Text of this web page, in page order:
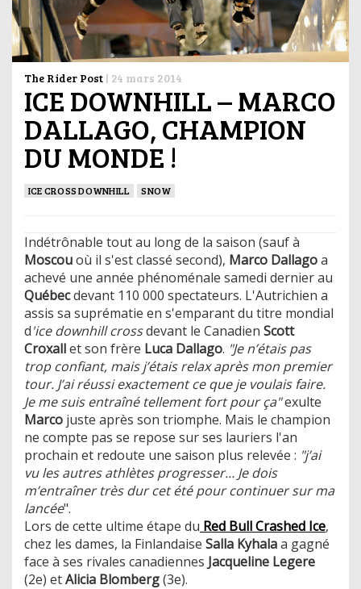
The Rider Post | 24 mars 2014
ICE DOWNHILL – MARCO
DALLAGO, CHAMPION
DU MONDE !
ICE CROSS DOWNHILL SNOW
Indétrônable tout au long de la saison (sauf à
Moscouoù il s'est classé second), Marco Dallagoa
achevé une année phénoménale samedi dernier au
Québecdevant 110 000 spectateurs. L'Autrichien a
assis sa suprématie en s'emparant du titre mondial
d'ice downhill crossdevant le Canadien Scott
Croxallet son frère Luca Dallago. "Je n’étais pas
trop confiant, mais j’étais relax après mon premier
tour. J’ai réussi exactement ce que je voulais faire.
Je me suis entraîné tellement fort pour ça"exulte
Marco juste après son triomphe. Mais le champion
ne compte pas se repose sur ses lauriers l'an
prochain et redoute une saison plus relevée : "j’ai
vu les autres athlètes progresser… Je dois
m’entraîner très dur cet été pour continuer sur ma
lancée".
Lors de cette ultime étape du Red Bull Crashed Ice,
chez les dames, la Finlandaise Salla Kyhalaa gagné
face à ses rivales canadiennes Jacqueline Legere
(2e) etAlicia Blomberg(3e).